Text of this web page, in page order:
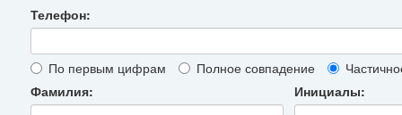
Телефон:
По первым цифрам Полное совпадение
Фамилия:
Инициалы: